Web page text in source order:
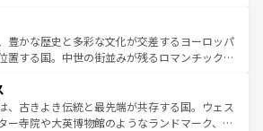
によって風土や気候が異なるスペインはその個
性で訪れる人を魅了する。 なお、新着のスペイン情報は コ
覧を参照してほしい。
魅力が詰まっている。華麗な宮殿、歴史的な大
いビーチ、そして豊かな自然が、訪れる者を心
る。また、フランスは美食の国としても知ら
ンパンの発祥地であるランス、プロヴァンスの
ベンダー畑など、多彩な楽しみ方が可能だ。さ
以外の地域にも魅力が溢れており、どの街角に
豊かな歴史と多彩な文化が交差するヨーロッパ
置する国。中世の街並みが残るロマンチック街
の国は、どこを歩いても飽きることがない。ベ
化的活気、バイエルン州のアルプスの絶景、そ
川沿いのワイン畑といった風景は必見。ビール
、古きよき伝統と最先端が共存する国。ウェス
ー寺院や大英博物館のようなランドマーク、歴